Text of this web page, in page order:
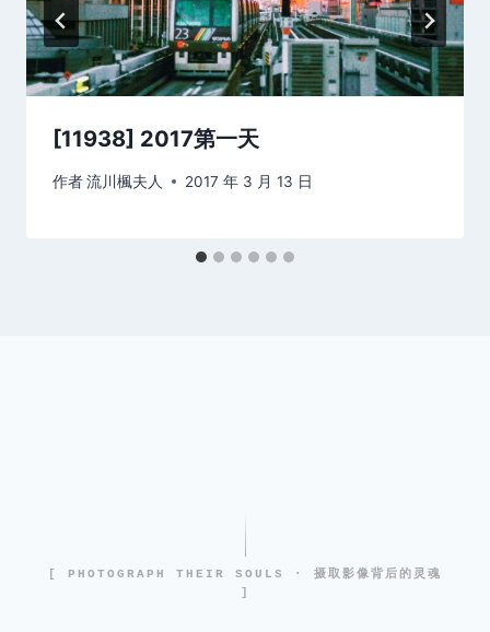
[11938] 2017第一天
作者流川楓夫人 2017 年 3 月 13 日
[ PHOTOGRAPH THEIR SOULS · 摄取影像背后的灵魂
]